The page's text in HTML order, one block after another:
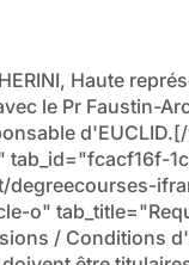
Haute
le Pr Faustin-
o"
/ Conditions